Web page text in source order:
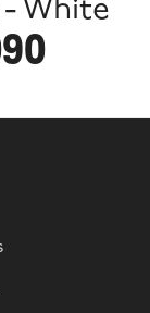
- White